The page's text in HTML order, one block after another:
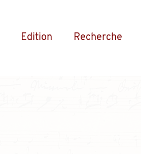
Edition Recherche